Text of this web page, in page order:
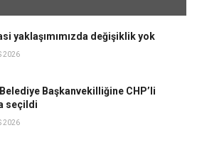
yaklaşımımızda değişiklik yok
2026
Başkanvekilliğine CHP’li
seçildi
2026